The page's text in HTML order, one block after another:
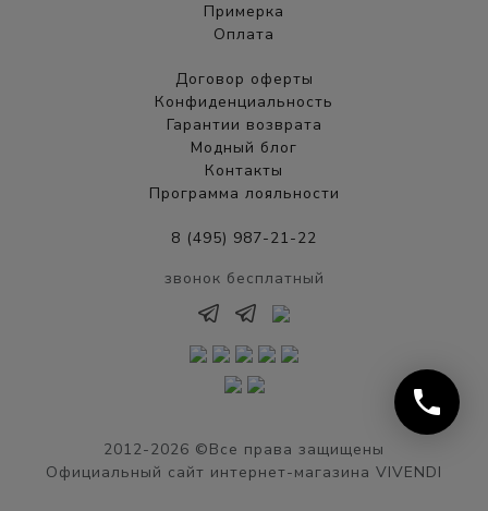
Примерка
Оплата
Договор оферты
Конфиденциальность
Гарантии возврата
Модный блог
Контакты
Программа лояльности
8 (495) 987-21-22
звонок бесплатный
2012-2026 ©Все права защищены
Официальный сайт интернет-магазина VIVENDI
phone